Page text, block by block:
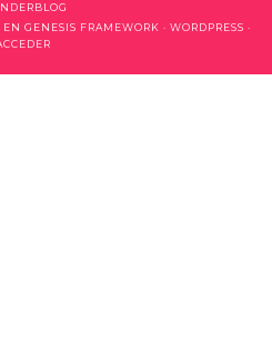
EN GENESIS FRAMEWORK · WORDPRESS ·